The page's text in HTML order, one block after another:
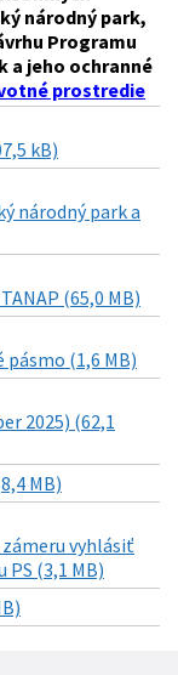
národný park,
Programu
a jeho ochranné
prostredie
kB)
národný park a
(65,0 MB)
pásmo (1,6 MB)
2025) (62,1
MB)
vyhlásiť
PS (3,1 MB)